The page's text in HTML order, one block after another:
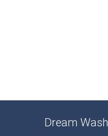
Dream Wash